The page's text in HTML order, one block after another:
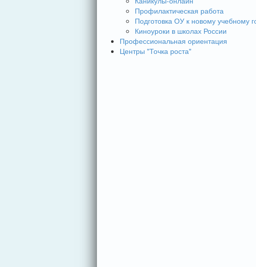
Профилактическая работа
Подготовка ОУ к новому учебному
Киноуроки в школах России
Профессиональная ориентация
Центры "Точка роста"